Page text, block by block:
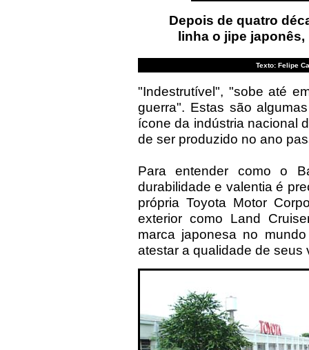
Depois de quatro
linha o jipe
Texto: Felipe
"Indestrutível", "sobe até
guerra". Estas são
ícone da indústria nacional
de ser produzido no ano
Para entender como o
durabilidade e valentia é
própria Toyota Motor
exterior como Land
marca japonesa no
atestar a qualidade de seus